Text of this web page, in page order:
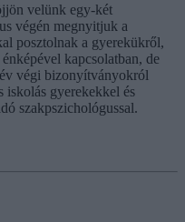
velünk egy-két
végén megnyitjuk a
posztolnak a gyerekükről,
kapcsolatban, de
végi bizonyítványokról
iskolás gyerekekkel és
szakpszichológussal.